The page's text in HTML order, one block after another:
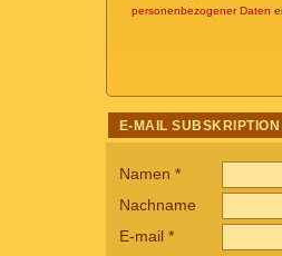
personenbezogener Daten
E-MAIL SUBSKRIPTION
Namen *
Nachname
E-mail *